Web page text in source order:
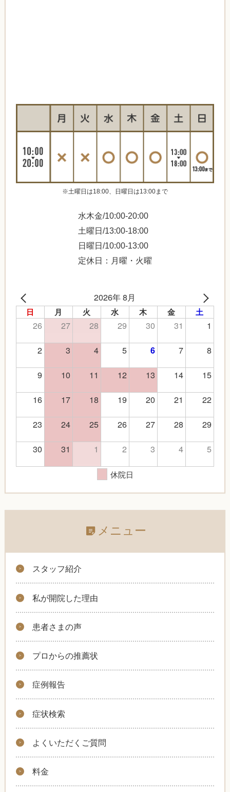
※土曜日は18:00、日曜日は13:00まで
水木金/10:00-20:00
土曜日/13:00-18:00
日曜日/10:00-13:00
定休日：月曜・火曜
2026年 8月
日 月 火 水 木 金 土
26 27 28 29 30 31
1
2
3 4 5 6 7
8
9
10 11 12 13 14
15
16
17 18 19 20 21
22
23
24 25 26 27 28
29
30
31 1 2 3 4 5
休院日
メニュー
スタッフ紹介
私が開院した理由
患者さまの声
プロからの推薦状
症例報告
症状検索
よくいただくご質問
料金